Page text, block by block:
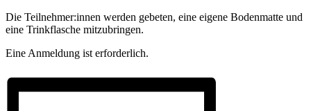
Die Teilnehmer:innen werden gebeten, eine eigene Bodenmatte und
eine Trinkflasche mitzubringen.
Eine Anmeldung ist erforderlich.